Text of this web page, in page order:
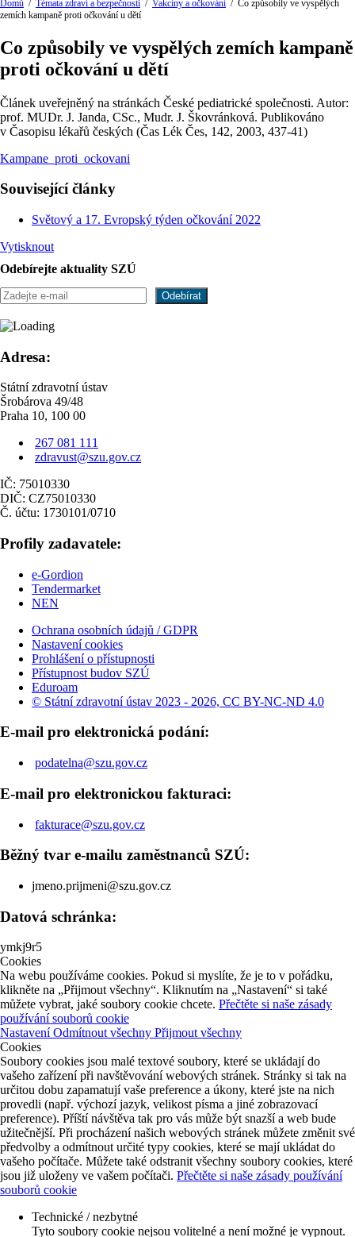
Domů / Témata zdraví a bezpečnosti / Vakcíny a očkování / Co způsobily ve vyspělých
zemích kampaně proti očkování u dětí
Co způsobily ve vyspělých zemích kampaně
proti očkování u dětí
Článek uveřejněný na stránkách České pediatrické společnosti. Autor:
prof. MUDr. J. Janda, CSc., Mudr. J. Škovránková. Publikováno
v Časopisu lékařů českých (Čas Lék Čes, 142, 2003, 437-41)
Kampane_proti_ockovani
Související články
Světový a 17. Evropský týden očkování 2022
Vytisknout
Odebírejte aktuality SZÚ
Adresa:
Státní zdravotní ústav
Šrobárova 49/48
Praha 10, 100 00
267 081 111
zdravust@szu.gov.cz
IČ: 75010330
DIČ: CZ75010330
Č. účtu: 1730101/0710
Profily zadavatele:
e-Gordion
Tendermarket
NEN
Ochrana osobních údajů / GDPR
Nastavení cookies
Prohlášení o přístupnosti
Přístupnost budov SZÚ
Eduroam
© Státní zdravotní ústav 2023 - 2026, CC BY-NC-ND 4.0
E-mail pro elektronická podání:
podatelna@szu.gov.cz
E-mail pro elektronickou fakturaci:
fakturace@szu.gov.cz
Běžný tvar e-mailu zaměstnanců SZÚ:
jmeno.prijmeni@szu.gov.cz
Datová schránka:
ymkj9r5
Cookies
Na webu používáme cookies. Pokud si myslíte, že je to v pořádku,
klikněte na „Přijmout všechny“. Kliknutím na „Nastavení“ si také
můžete vybrat, jaké soubory cookie chcete. Přečtěte si naše zásady
používání souborů cookie
Nastavení Odmítnout všechny Přijmout všechny
Cookies
Soubory cookies jsou malé textové soubory, které se ukládají do
vašeho zařízení při navštěvování webových stránek. Stránky si tak na
určitou dobu zapamatují vaše preference a úkony, které jste na nich
provedli (např. výchozí jazyk, velikost písma a jiné zobrazovací
preference). Příští návštěva tak pro vás může být snazší a web bude
užitečnější. Při procházení našich webových stránek můžete změnit své
předvolby a odmítnout určité typy cookies, které se mají ukládat do
vašeho počítače. Můžete také odstranit všechny soubory cookies, které
jsou již uloženy ve vašem počítači. Přečtěte si naše zásady používání
souborů cookie
Technické / nezbytné
Tyto soubory cookie nejsou volitelné a není možné je vypnout.